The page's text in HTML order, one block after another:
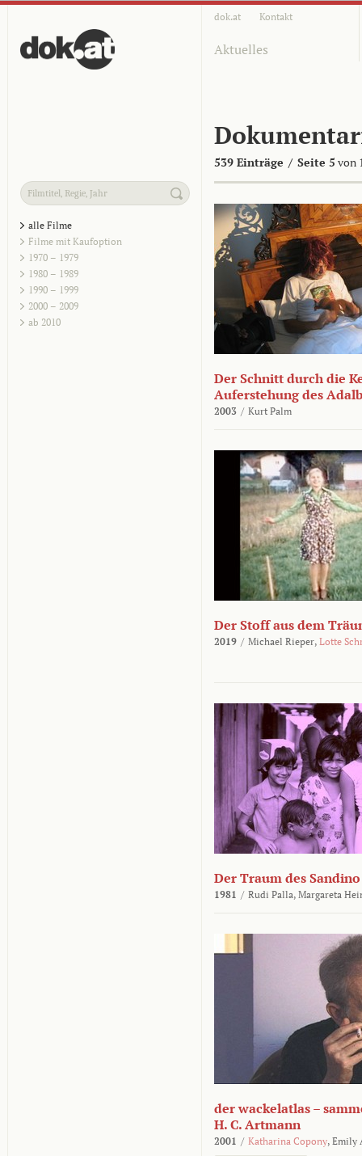
dok.at Kontakt
Aktuelles
539 Einträge / Seite 5 von
alle Filme
Filme mit Kaufoption
1970 – 1979
1980 – 1989
1990 – 1999
2000 – 2009
ab 2010
Der Schnitt durch die
Auferstehung des
2003 / Kurt Palm
Der Stoff aus dem
2019 / Michael Rieper, Lotte
Der Traum des Sandino
1981 / Rudi Palla, Margareta
der wackelatlas –
H. C. Artmann
2001 / Katharina Copony, Emily